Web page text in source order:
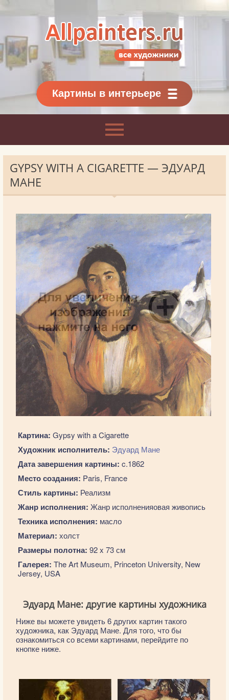
Картины классиков
и современников
Картины в интерьере
GYPSY WITH A CIGARETTE — ЭДУАРД
МАНЕ
Картина: Gypsy with a Cigarette
Художник исполнитель: Эдуард Мане
Дата завершения картины: c.1862
Место создания: Paris, France
Стиль картины: Реализм
Жанр исполнения: Жанр исполненияовая живопись
Техника исполнения: масло
Материал: холст
Размеры полотна: 92 x 73 см
Галерея: The Art Museum, Princeton University, New
Jersey, USA
Эдуард Мане: другие картины художника
Ниже вы можете увидеть 6 других картин такого
художника, как Эдуард Мане. Для того, что бы
ознакомиться со всеми картинами, перейдите по
кнопке ниже.